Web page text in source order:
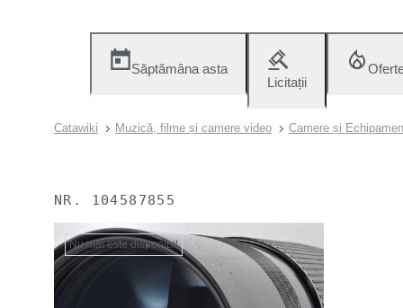
Săptămâna asta
Licitații
Catawiki Muzică, filme și camere video Camere și
NR. 104587855
Nu mai este disponibil